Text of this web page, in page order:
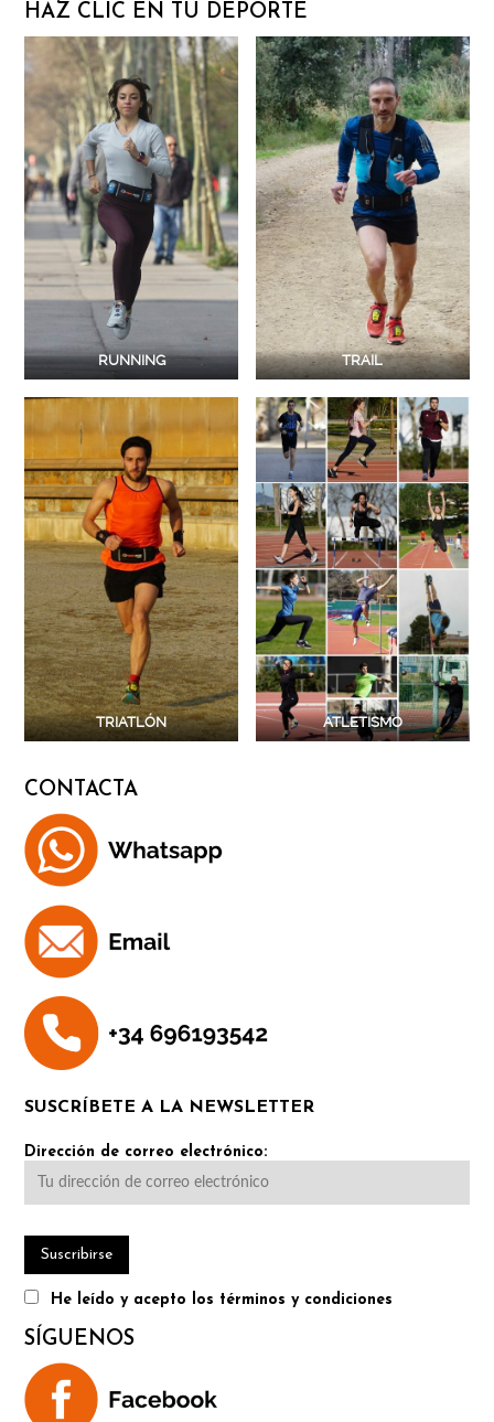
HAZ CLIC EN TU DEPORTE
RUNNING TRAIL
TRIATLÓN ATLETISMO
CONTACTA
SUSCRÍBETE A LA NEWSLETTER
Dirección de correo electrónico:
He leído y acepto los términos y condiciones
SÍGUENOS